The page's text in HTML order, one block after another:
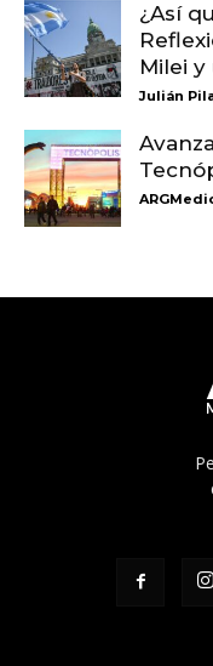
¿Así
Milei y
Julián